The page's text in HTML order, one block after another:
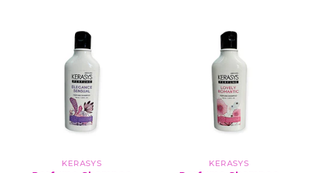
KERASYS KERASYS